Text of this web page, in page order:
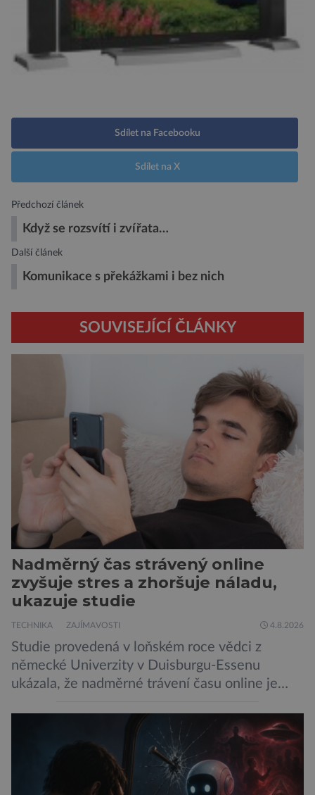
Sdílet na Facebooku
Sdílet na X
Předchozí článek
Když se rozsvítí i zvířata…
Další článek
Komunikace s překážkami i bez nich
SOUVISEJÍCÍ ČLÁNKY
Nadměrný čas strávený online
zvyšuje stres a zhoršuje náladu,
ukazuje studie
TECHNIKA ZAJÍMAVOSTI 4.8.2026
Studie provedená v loňském roce vědci z
německé Univerzity v Duisburgu-Essenu
ukázala, že nadměrné trávení času online je
vede k zanedbávání dalších aktivit. Zúčastnilo
se jí 900 dospělých Němců, kteří uvedli, že se v
posledním roce alespoň jednou zapojili do hraní
her, sledování pornografie, sledování sociálních